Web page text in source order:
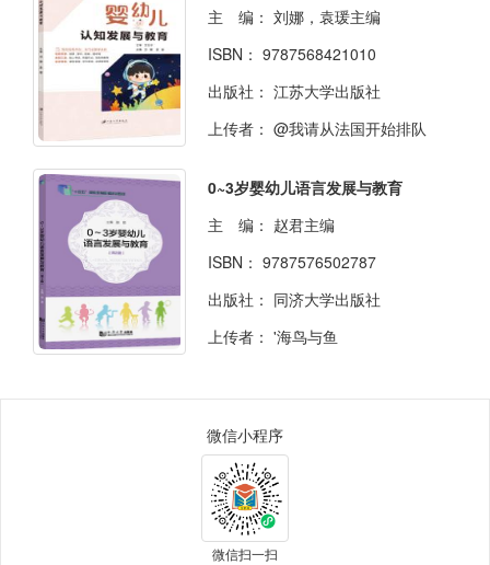
主 编： 刘娜，袁瑗主编
ISBN： 9787568421010
出版社： 江苏大学出版社
上传者： @我请从法国开始排队
0~3岁婴幼儿语言发展与教育
主 编： 赵君主编
ISBN： 9787576502787
出版社： 同济大学出版社
上传者： '海鸟与鱼
微信小程序
微信扫一扫